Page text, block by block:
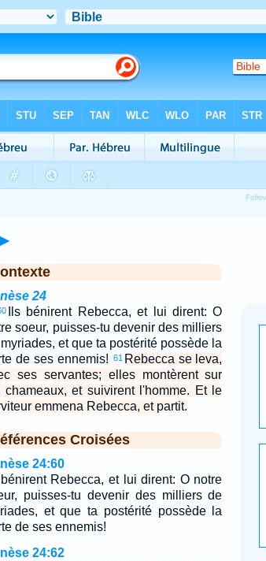
24
Ils bénirent Rebecca, et lui dirent: O
soeur, puisses-tu devenir des milliers
et que ta postérité possède la
de ses ennemis! 61 Rebecca se leva,
ses servantes; elles montèrent sur
chameaux, et suivirent l'homme. Et le
emmena Rebecca, et partit.
Croisées
24:60
bénirent Rebecca, et lui dirent: O notre
puisses-tu devenir des milliers de
et que ta postérité possède la
de ses ennemis!
24:62